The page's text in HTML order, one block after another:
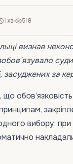
1 хв 518
визнав
за
що
вибору: при